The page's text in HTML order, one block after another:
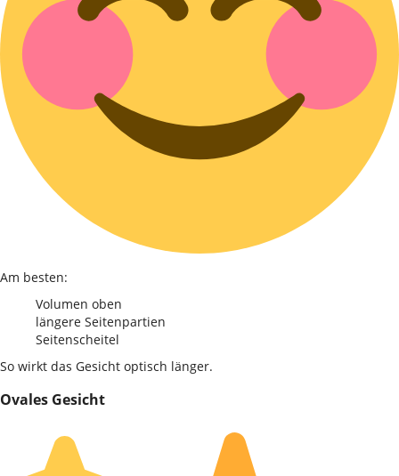
Am besten:
Volumen oben
längere Seitenpartien
Seitenscheitel
So wirkt das Gesicht optisch länger.
Ovales Gesicht